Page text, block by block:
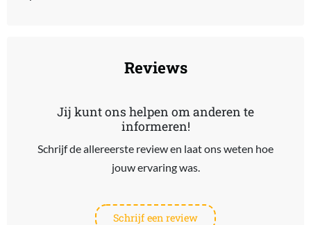
Reviews
Jij kunt ons helpen om anderen te
informeren!
Schrijf de allereerste review en laat ons weten hoe
jouw ervaring was.
Schrijf een review